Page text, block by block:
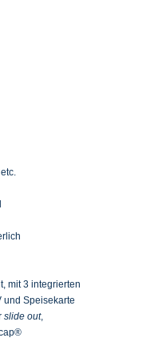
mit 3 integrierten
und Speisekarte
slide out,